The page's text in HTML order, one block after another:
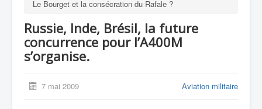
Aviation Militaire
Europespace
Le Bourget et la consécration du Rafale ?
Russie, Inde, Brésil, la future
concurrence pour l’A400M
s’organise.
7 mai 2009 Aviation militaire